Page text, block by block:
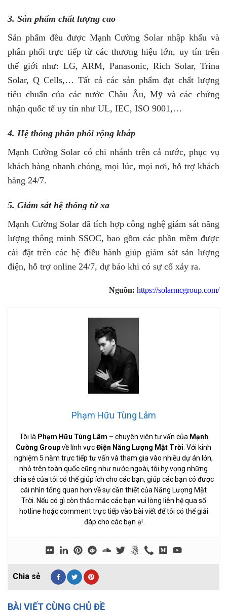
3. Sản phẩm chất lượng cao
Sản phẩm đều được Mạnh Cường Solar nhập khẩu và
phân phối trực tiếp từ các thương hiệu lớn, uy tín trên
thế giới như: LG, ARM, Panasonic, Rich Solar, Trina
Solar, Q Cells,… Tất cả các sản phẩm đạt chất lượng
tiêu chuẩn của các nước Châu Âu, Mỹ và các chứng
nhận quốc tế uy tín như UL, IEC, ISO 9001,…
4. Hệ thống phân phối rộng khắp
Mạnh Cường Solar có chi nhánh trên cả nước, phục vụ
khách hàng nhanh chóng, mọi lúc, mọi nơi, hỗ trợ khách
hàng 24/7.
5. Giám sát hệ thống từ xa
Mạnh Cường Solar đã tích hợp công nghệ giám sát năng
lượng thông minh SSOC, bao gồm các phần mềm được
cài đặt trên các hệ điều hành giúp giám sát sản lượng
điện, hỗ trợ online 24/7, dự báo khi có sự cố xảy ra.
Nguồn: https://solarmcgroup.com/
Phạm Hữu Tùng Lâm
Tôi là Phạm Hữu Tùng Lâm – chuyên viên tư vấn của Mạnh
Cường Groupvề lĩnh vựcĐiện Năng Lượng Mặt Trời. Với kinh
nghiệm 5 năm trực tiếp tư vấn và tham gia vào nhiều dự án lớn,
nhỏ trên toàn quốc cũng như nước ngoài, tôi hy vọng những
chia sẻ của tôi có thể giúp ích cho các bạn, giúp các bạn có được
cái nhìn tổng quan hơn về sự cần thiết của Năng Lượng Mặt
Trời. Nếu có gì còn thắc mắc các bạn vui lòng liên hệ qua số
hotline hoặc comment trực tiếp vào bài viết để tôi có thể giải
đáp cho các bạn ạ!
BÀI VIẾT CÙNG CHỦ ĐỀ